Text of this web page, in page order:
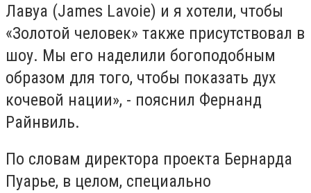
Лавуа (James Lavoie) и я хотели, чтобы
«Золотой человек» также присутствовал в
шоу. Мы его наделили богоподобным
образом для того, чтобы показать дух
кочевой нации», - пояснил Фернанд
Райнвиль.
По словам директора проекта Бернарда
Пуарье, в целом, специально